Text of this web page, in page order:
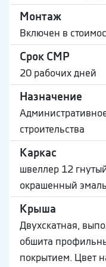
Монтаж
Включен в
Срок СМР
20 рабочих дней
Назначение
строительства
Каркас
швеллер 12
окрашенный
Крыша
Двухскатная,
обшита
покрытием. Цвет